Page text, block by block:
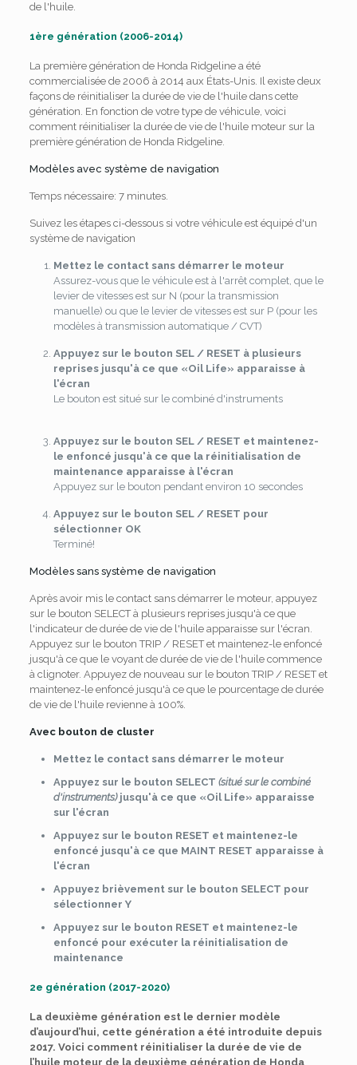
de l'huile.
1ère génération (2006-2014)
La première génération de Honda Ridgeline a été
commercialisée de 2006 à 2014 aux États-Unis. Il existe deux
façons de réinitialiser la durée de vie de l'huile dans cette
génération. En fonction de votre type de véhicule, voici
comment réinitialiser la durée de vie de l'huile moteur sur la
première génération de Honda Ridgeline.
Modèles avec système de navigation
Temps nécessaire: 7 minutes.
Suivez les étapes ci-dessous si votre véhicule est équipé d'un
système de navigation
Mettez le contact sans démarrer le moteur
Assurez-vous que le véhicule est à l'arrêt complet, que le
levier de vitesses est sur N (pour la transmission
manuelle) ou que le levier de vitesses est sur P (pour les
modèles à transmission automatique / CVT)
Appuyez sur le bouton SEL / RESET à plusieurs
reprises jusqu'à ce que «Oil Life» apparaisse à
l'écran
Le bouton est situé sur le combiné d'instruments
Appuyez sur le bouton SEL / RESET et maintenez-
le enfoncé jusqu'à ce que la réinitialisation de
maintenance apparaisse à l'écran
Appuyez sur le bouton pendant environ 10 secondes
Appuyez sur le bouton SEL / RESET pour
sélectionner OK
Terminé!
Modèles sans système de navigation
Après avoir mis le contact sans démarrer le moteur, appuyez
sur le bouton SELECT à plusieurs reprises jusqu'à ce que
l'indicateur de durée de vie de l'huile apparaisse sur l'écran.
Appuyez sur le bouton TRIP / RESET et maintenez-le enfoncé
jusqu'à ce que le voyant de durée de vie de l'huile commence
à clignoter. Appuyez de nouveau sur le bouton TRIP / RESET et
maintenez-le enfoncé jusqu'à ce que le pourcentage de durée
de vie de l'huile revienne à 100%.
Avec bouton de cluster
Mettez le contact sans démarrer le moteur
Appuyez sur le bouton SELECT (situé sur le combiné
d'instruments)jusqu'à ce que «Oil Life» apparaisse
sur l'écran
Appuyez sur le bouton RESET et maintenez-le
enfoncé jusqu'à ce que MAINT RESET apparaisse à
l'écran
Appuyez brièvement sur le bouton SELECT pour
sélectionner Y
Appuyez sur le bouton RESET et maintenez-le
enfoncé pour exécuter la réinitialisation de
maintenance
2e génération (2017-2020)
La deuxième génération est le dernier modèle
d’aujourd’hui, cette génération a été introduite depuis
2017. Voici comment réinitialiser la durée de vie de
l’huile moteur de la deuxième génération de Honda